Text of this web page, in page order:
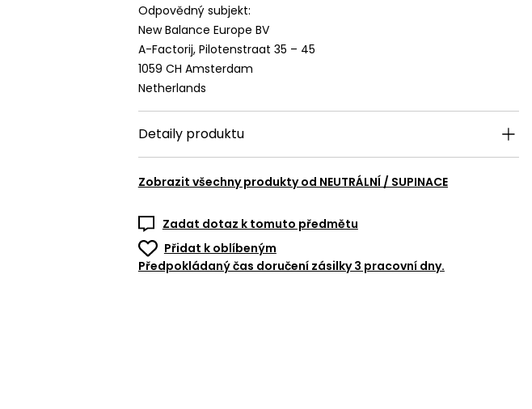
Odpovědný subjekt:
New Balance Europe BV
A-Factorij, Pilotenstraat 35 – 45
1059 CH Amsterdam
Netherlands
Detaily produktu
Zobrazit všechny produkty od NEUTRÁLNÍ / SUPINACE
Zadat dotaz k tomuto předmětu
Přidat k oblíbeným
Předpokládaný čas doručení zásilky 3 pracovní dny.
včetně služeb souvisejících se
a průzkumy jeho využívání a
(profilování reklamy) v souladu se
SOUHLASÍM